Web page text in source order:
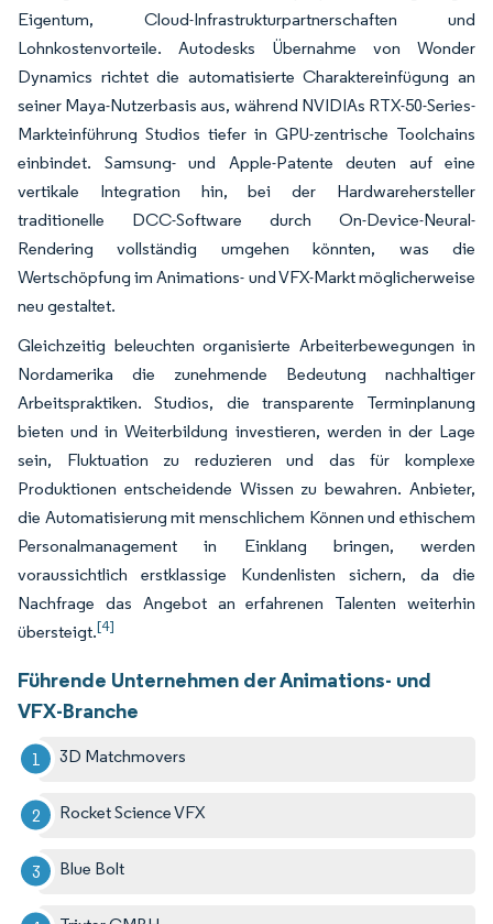
Eigentum, Cloud-Infrastrukturpartnerschaften und
Lohnkostenvorteile. Autodesks Übernahme von Wonder
Dynamics richtet die automatisierte Charaktereinfügung an
seiner Maya-Nutzerbasis aus, während NVIDIAs RTX-50-Series-
Markteinführung Studios tiefer in GPU-zentrische Toolchains
einbindet. Samsung- und Apple-Patente deuten auf eine
vertikale Integration hin, bei der Hardwarehersteller
traditionelle DCC-Software durch On-Device-Neural-
Rendering vollständig umgehen könnten, was die
Wertschöpfung im Animations- und VFX-Markt möglicherweise
neu gestaltet.
Gleichzeitig beleuchten organisierte Arbeiterbewegungen in
Nordamerika die zunehmende Bedeutung nachhaltiger
Arbeitspraktiken. Studios, die transparente Terminplanung
bieten und in Weiterbildung investieren, werden in der Lage
sein, Fluktuation zu reduzieren und das für komplexe
Produktionen entscheidende Wissen zu bewahren. Anbieter,
die Automatisierung mit menschlichem Können und ethischem
Personalmanagement in Einklang bringen, werden
voraussichtlich erstklassige Kundenlisten sichern, da die
Nachfrage das Angebot an erfahrenen Talenten weiterhin
übersteigt.[4]
Führende Unternehmen der Animations- und
VFX-Branche
3D Matchmovers
Rocket Science VFX
Blue Bolt